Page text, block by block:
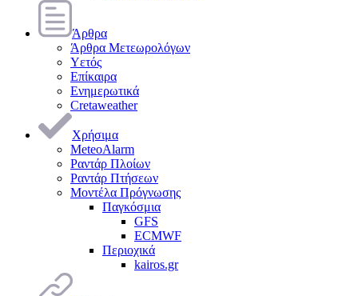
Άρθρα
Άρθρα Μετεωρολόγων
Υετός
Επίκαιρα
Ενημερωτικά
Cretaweather
Χρήσιμα
MeteoAlarm
Ραντάρ Πλοίων
Ραντάρ Πτήσεων
Μοντέλα Πρόγνωσης
Παγκόσμια
GFS
ECMWF
Περιοχικά
kairos.gr